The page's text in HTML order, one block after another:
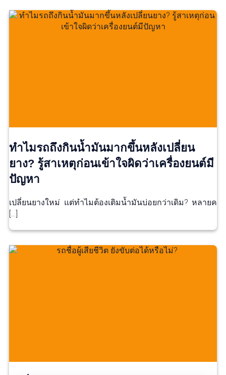
ทำไมรถถึงกินน้ำมันมากขึ้นหลังเปลี่ยน
ยาง? รู้สาเหตุก่อนเข้าใจผิดว่าเครื่องยนต์มี
ปัญหา
เปลี่ยนยางใหม่ แต่ทำไมต้องเติมน้ำมันบ่อยกว่าเดิม? หลายค
[…]